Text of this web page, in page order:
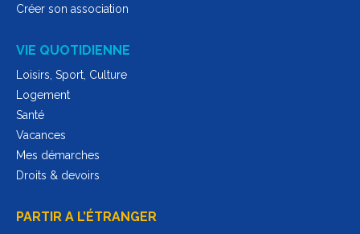
Créer son association
VIE QUOTIDIENNE
Loisirs, Sport, Culture
Logement
Santé
Vacances
Mes démarches
Droits & devoirs
PARTIR A L’ÉTRANGER